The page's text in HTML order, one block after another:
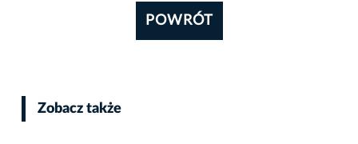
POWRÓT
Zobacz także